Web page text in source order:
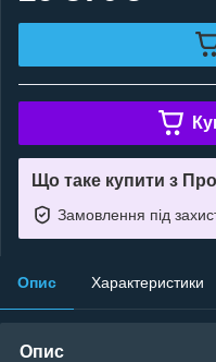
Що таке купити з
Замовлення під
Опис Характеристики
Опис